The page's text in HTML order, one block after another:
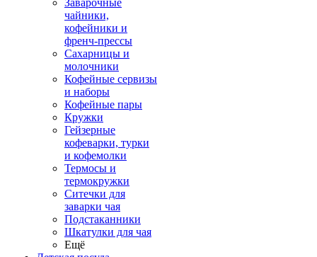
Заварочные
чайники,
кофейники и
френч-прессы
Сахарницы и
молочники
Кофейные сервизы
и наборы
Кофейные пары
Кружки
Гейзерные
кофеварки, турки
и кофемолки
Термосы и
термокружки
Ситечки для
заварки чая
Подстаканники
Шкатулки для чая
Ещё